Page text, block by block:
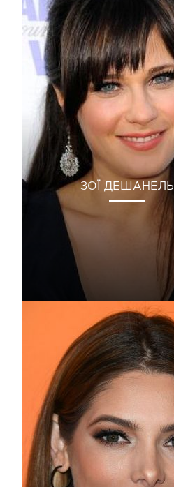
ЗОЇ ДЕШАНЕЛЬ